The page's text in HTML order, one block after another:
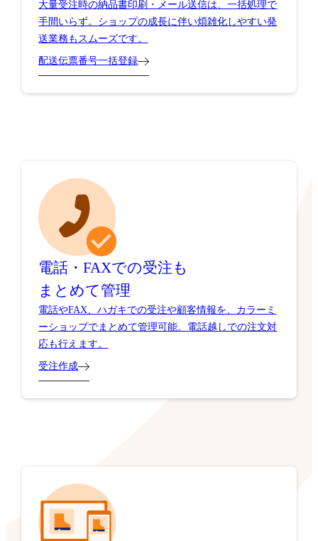
大量受注時の納品書印刷・メール送信は、一括処理で
手間いらず。ショップの成長に伴い煩雑化しやすい発
送業務もスムーズです。
配送伝票番号一括登録
電話・FAXでの受注も
まとめて管理
電話やFAX、ハガキでの受注や顧客情報を、カラーミ
ーショップでまとめて管理可能。電話越しでの注文対
応も行えます。
受注作成